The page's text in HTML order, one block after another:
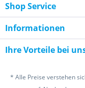
Shop Service
Informationen
Ihre Vorteile bei
* Alle Preise verstehen